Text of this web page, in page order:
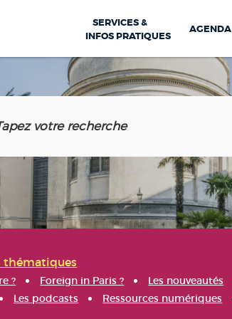
SERVICES &
INFOS PRATIQUES
AGENDA
thématiques
? Foreign in Paris ? Les nouveautés
Les podcasts Ressources numériques